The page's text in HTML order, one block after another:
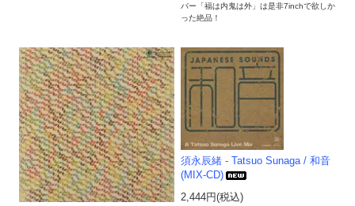
バー「福は内鬼は外」は是非7inchで欲しか
った絶品！
須永辰緒 - Tatsuo Sunaga / 和音
(MIX-CD)
2,444円(税込)